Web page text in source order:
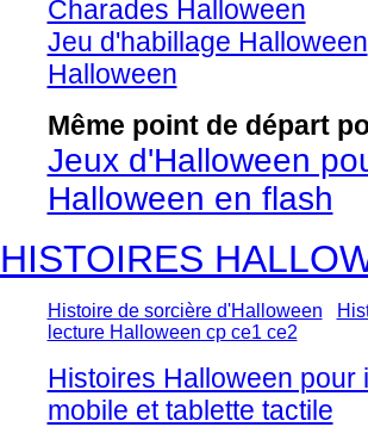
Charades Halloween
Jeu d'habillage Halloween
Halloween
Même point de départ
Jeux d'Halloween
Halloween en flash
HISTOIRES
Histoire de sorcière d'Halloween
lecture Halloween cp ce1 ce2
Histoires Halloween pour
mobile et tablette tactile